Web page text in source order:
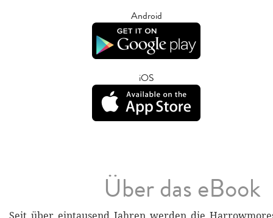
Android
iOS
Über das eBook